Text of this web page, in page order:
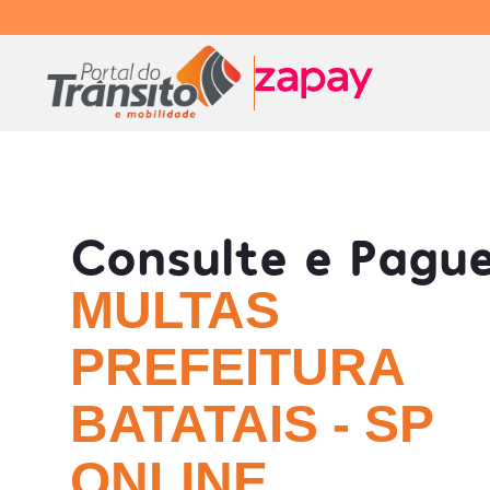
Consulte e
MULTAS
PREFEITURA
BATATAIS - SP